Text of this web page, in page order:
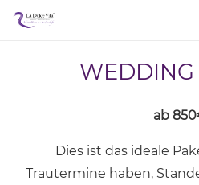
WEDDING
ab
Dies ist das ideale
Trautermine haben,